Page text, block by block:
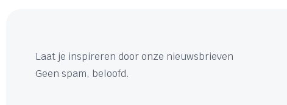
Laat je inspireren door onze nieuwsbrieven
Geen spam, beloofd.